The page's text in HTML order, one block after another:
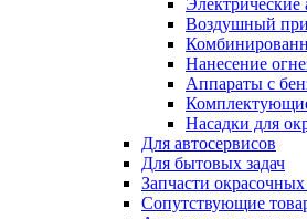
Электрические
Воздушный
Нанесение
Аппараты с
Насадки для
Для автосервисов
Для бытовых задач
Запчасти
Сопутствующие